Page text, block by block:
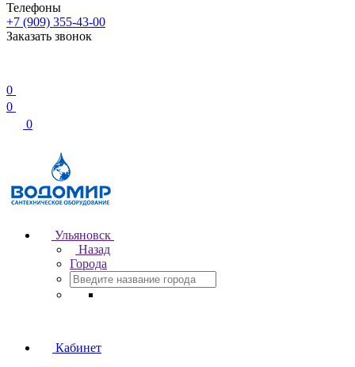
Телефоны
+7 (909) 355-43-00
Заказать звонок
0
0
0
Ульяновск
Назад
Города
Кабинет